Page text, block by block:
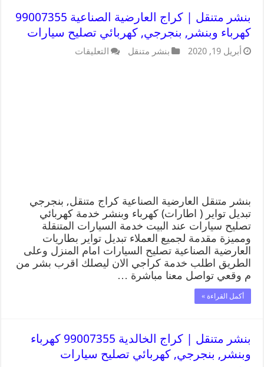
بنشر متنقل | كراج العارضية الصناعية 99007355
كهرباء وبنشر, بنجرجي, كهربائي تصليح سيارات
أبريل 19, 2020 بنشر متنقل التعليقات
بنشر متنقل العارضية الصناعية كراج متنقل, بنجرجي
تبديل تواير ( اطارات) كهرباء وبنشر خدمة كهربائي
تصليح سيارات عند البيت خدمة السيارات المتنقلة
ومميزة مقدمة لجميع العملاء تبديل تواير بطاريات
العارضية الصناعية تصليح السيارات امام المنزل وعلى
الطريق اطلب خدمة كراجي الان ليصلك اقرب بشر من
م وقعي تواصل معنا مباشرة …
أكمل القراءة »
بنشر متنقل | كراج الخالدية 99007355 كهرباء
وبنشر, بنجرجي, كهربائي تصليح سيارات